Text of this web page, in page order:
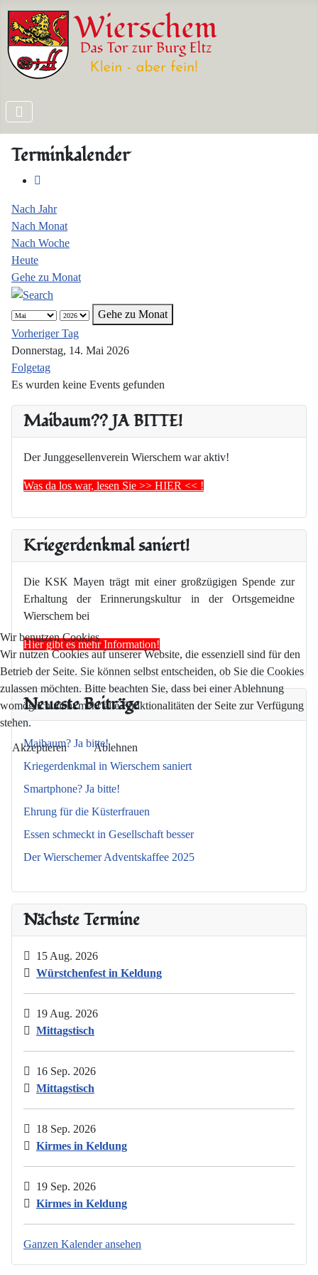
Maibaum?? JA BITTE!
Der Junggesellenverein Wierschem war aktiv!
Was da los war, lesen Sie >> HIER << !
Kriegerdenkmal saniert!
Die KSK Mayen trägt mit einer großzügigen Spende zur
Erhaltung der Erinnerungskultur in der Ortsgemeidne
Wierschem bei
Hier gibt es mehr Information!
Neueste Beiträge
Maibaum? Ja bitte!
Kriegerdenkmal in Wierschem saniert
Smartphone? Ja bitte!
Ehrung für die Küsterfrauen
Essen schmeckt in Gesellschaft besser
Der Wierschemer Adventskaffee 2025
Nächste Termine
15 Aug. 2026
Würstchenfest in Keldung
19 Aug. 2026
Mittagstisch
16 Sep. 2026
Mittagstisch
18 Sep. 2026
Kirmes in Keldung
19 Sep. 2026
Kirmes in Keldung
Ganzen Kalender ansehen
Terminkalender
Nach Jahr
Nach Monat
Nach Woche
Heute
Gehe zu Monat
Gehe zu Monat
Vorheriger Tag
Donnerstag, 14. Mai 2026
Folgetag
Es wurden keine Events gefunden
Wir benutzen Cookies
Wir nutzen Cookies auf unserer Website, die essenziell sind für den
Betrieb der Seite. Sie können selbst entscheiden, ob Sie die Cookies
zulassen möchten. Bitte beachten Sie, dass bei einer Ablehnung
womöglich nicht mehr alle Funktionalitäten der Seite zur Verfügung
stehen.
Akzeptieren Ablehnen